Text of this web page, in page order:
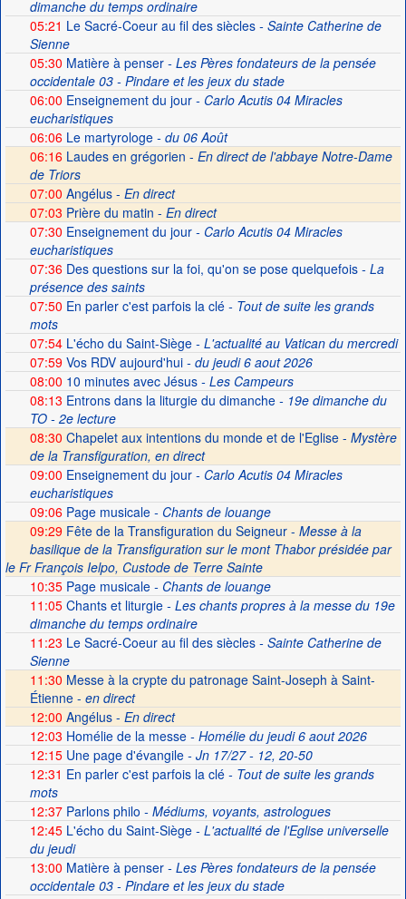
dimanche du temps ordinaire
05:21 Le Sacré-Coeur au fil des siècles- Sainte Catherine de
Sienne
05:30 Matière à penser- Les Pères fondateurs de la pensée
occidentale 03 - Pindare et les jeux du stade
06:00 Enseignement du jour- Carlo Acutis 04 Miracles
eucharistiques
06:06Le martyrologe- du 06 Août
06:16 Laudes en grégorien - En direct de l'abbaye Notre-Dame
de Triors
07:00 Angélus - En direct
07:03 Prière du matin - En direct
07:30 Enseignement du jour- Carlo Acutis 04 Miracles
eucharistiques
07:36Des questions sur la foi, qu'on se pose quelquefois- La
présence des saints
07:50 En parler c'est parfois la clé- Tout de suite les grands
mots
07:54L'écho du Saint-Siège- L'actualité au Vatican du mercredi
07:59Vos RDV aujourd'hui- du jeudi 6 aout 2026
08:00 10 minutes avec Jésus- Les Campeurs
08:13 Entrons dans la liturgie du dimanche- 19e dimanche du
TO - 2e lecture
08:30 Chapelet aux intentions du monde et de l'Eglise - Mystère
de la Transfiguration, en direct
09:00 Enseignement du jour- Carlo Acutis 04 Miracles
eucharistiques
09:06Page musicale- Chants de louange
09:29 Fête de la Transfiguration du Seigneur - Messe à la
basilique de la Transfiguration sur le mont Thabor présidée par
le Fr François Ielpo, Custode de Terre Sainte
10:35Page musicale- Chants de louange
11:05Chants et liturgie- Les chants propres à la messe du 19e
dimanche du temps ordinaire
11:23 Le Sacré-Coeur au fil des siècles- Sainte Catherine de
Sienne
11:30 Messe à la crypte du patronage Saint-Joseph à Saint-
Étienne - en direct
12:00 Angélus - En direct
12:03 Homélie de la messe- Homélie du jeudi 6 aout 2026
12:15Une page d'évangile- Jn 17/27 - 12, 20-50
12:31 En parler c'est parfois la clé- Tout de suite les grands
mots
12:37Parlons philo - Médiums, voyants, astrologues
12:45L'écho du Saint-Siège- L'actualité de l'Eglise universelle
du jeudi
13:00 Matière à penser- Les Pères fondateurs de la pensée
occidentale 03 - Pindare et les jeux du stade